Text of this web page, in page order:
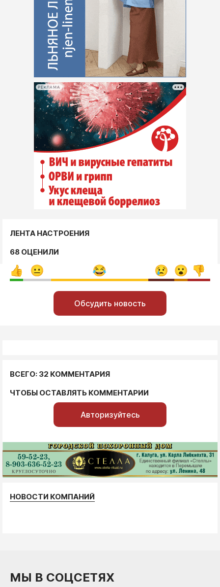
РЕКЛАМА
ЛЕНТА НАСТРОЕНИЯ
68 ОЦЕНИЛИ
Обсудить новость
ВСЕГО: 32 КОММЕНТАРИЯ
ЧТОБЫ ОСТАВЛЯТЬ КОММЕНТАРИИ
Авторизуйтесь
НОВОСТИ КОМПАНИЙ
МЫ В СОЦСЕТЯХ